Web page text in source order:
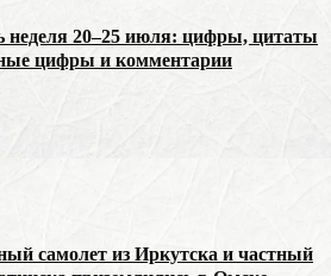
неделя 20–25 июля: цифры, цитаты
цифры и комментарии
самолет из Иркутска и частный